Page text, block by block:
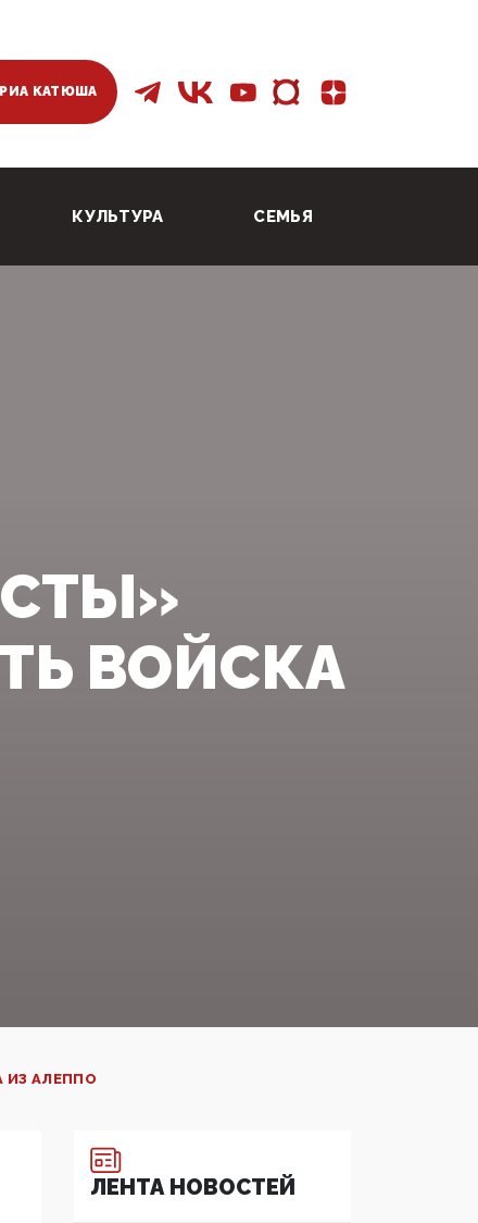
КАТЮША
КУЛЬТУРА СЕМЬЯ
ВОЙСКА
АЛЕППО
ЛЕНТА НОВОСТЕЙ